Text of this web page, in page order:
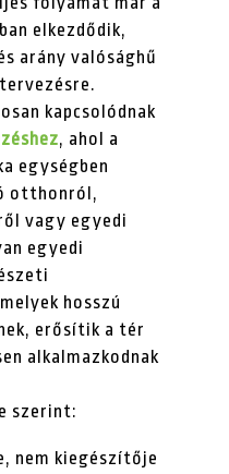
elkezdődik,
arány valósághű
kapcsolódnak
, ahol a
egységben
otthonról,
vagy egyedi
egyedi
hosszú
erősítik a tér
alkalmazkodnak
szerint:
nem kiegészítője